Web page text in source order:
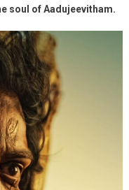
soul of Aadujeevitham.